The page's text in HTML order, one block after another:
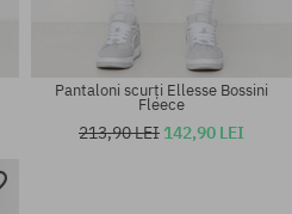
Pantaloni scurți Ellesse Bossini
Fleece
213,90 LEI 142,90 LEI